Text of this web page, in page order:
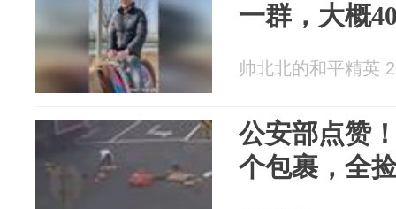
一群，大概
帅北北的和平精英
公安部点赞
个包裹，全